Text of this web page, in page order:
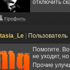
отключить
Пользователь
Помогите.
не уходит,
Прочие